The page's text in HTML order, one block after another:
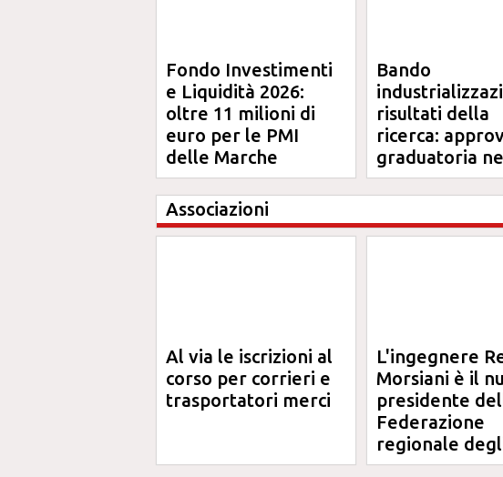
Fondo Investimenti
e Liquidità 2026:
oltre 11 milioni di
euro per le PMI
delle Marche
Bando
risultati della
ricerca:
graduatoria
Marche
Associazioni
Al via le iscrizioni al
corso per corrieri e
trasportatori merci
L'ingegnere
Morsiani è il
presidente
Federazione
regionale
Ordini degli